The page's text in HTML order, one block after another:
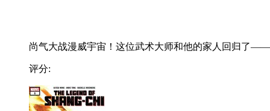
尚气大战漫威宇宙！这位武术大师和他的家人回归了
评分: